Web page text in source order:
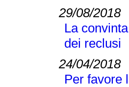
29/08/2018
La
dei reclusi
24/04/2018
Per favore